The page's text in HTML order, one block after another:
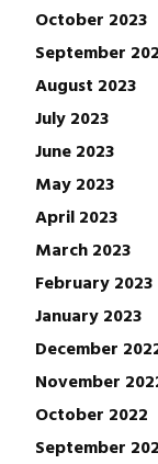
October 2023
September
August 2023
July 2023
June 2023
May 2023
April 2023
March 2023
February 2023
January 2023
December
November
October 2022
September